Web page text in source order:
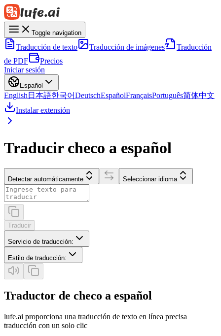
Toggle navigation
Traducción de texto Traducción de imágenes
Traducción
de PDF
Precios
Iniciar sesión
Español
English 日本語한국어DeutschEspañolFrançaisPortuguês简体中文
Instalar extensión
Traducir checo a español
Detectar automáticamente Seleccionar idioma
Traducir
Servicio de traducción:
Estilo de traducción:
Traductor de checo a español
lufe.ai proporciona una traducción de texto en línea precisa
traducción con un solo clic